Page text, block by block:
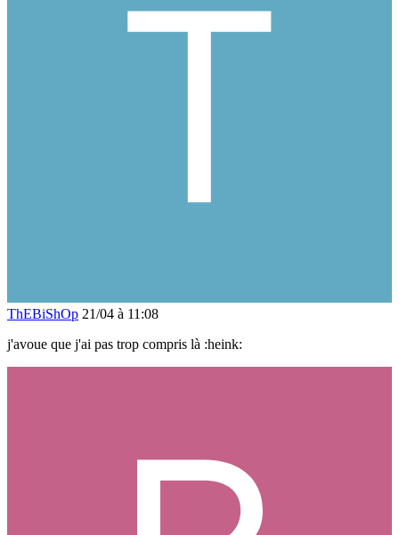
ThEBiShOp 21/04 à 11:08
j'avoue que j'ai pas trop compris là :heink: